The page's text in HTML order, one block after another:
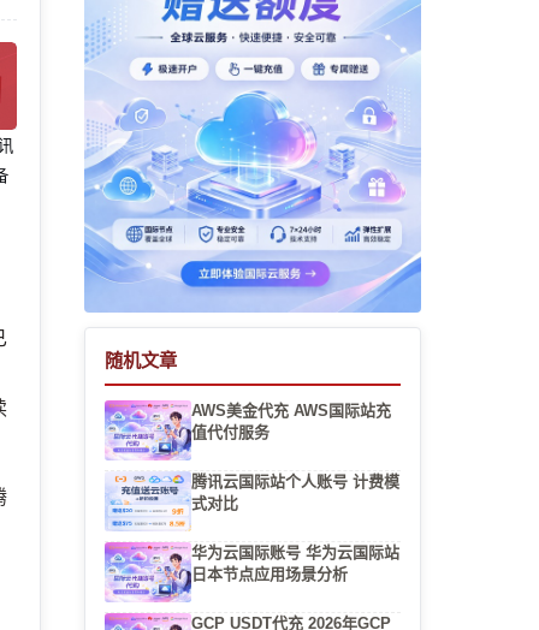
随机文章
AWS美金代充 AWS国际站充
值代付服务
腾讯云国际站个人账号 计费模
式对比
华为云国际账号 华为云国际站
日本节点应用场景分析
GCP USDT代充 2026年GCP